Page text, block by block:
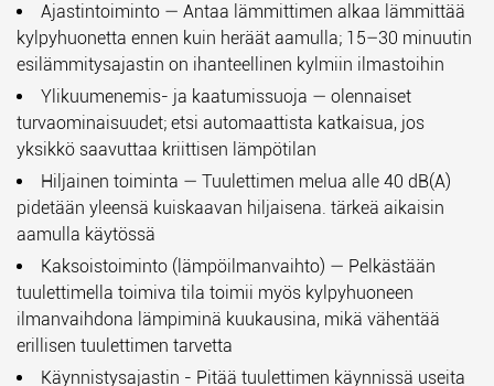
Ajastintoiminto — Antaa lämmittimen alkaa lämmittää
kylpyhuonetta ennen kuin heräät aamulla; 15–30 minuutin
esilämmitysajastin on ihanteellinen kylmiin ilmastoihin
Ylikuumenemis- ja kaatumissuoja — olennaiset
turvaominaisuudet; etsi automaattista katkaisua, jos
yksikkö saavuttaa kriittisen lämpötilan
Hiljainen toiminta — Tuulettimen melua alle 40 dB(A)
pidetään yleensä kuiskaavan hiljaisena. tärkeä aikaisin
aamulla käytössä
Kaksoistoiminto (lämpöilmanvaihto) — Pelkästään
tuulettimella toimiva tila toimii myös kylpyhuoneen
ilmanvaihdona lämpiminä kuukausina, mikä vähentää
erillisen tuulettimen tarvetta
Käynnistysajastin - Pitää tuulettimen käynnissä useita